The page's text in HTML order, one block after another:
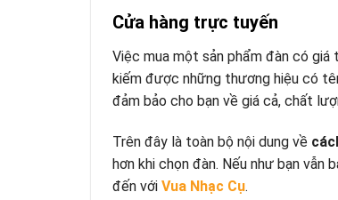
Cửa hàng trực tuyến
Việc mua một sản phẩm đàn có
kiếm được những thương hiệu có
đảm bảo cho bạn về giá cả, chất
Trên đây là toàn bộ nội dung về
hơn khi chọn đàn. Nếu như bạn
đến với Vua Nhạc Cụ.